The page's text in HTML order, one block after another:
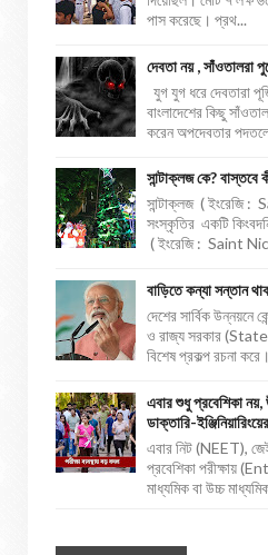
পাস করেছে। প্রথ...
দেবতা নয় , সাঁওতালরা
যুগ যুগ ধরে দেবতারা
বাংলাদেশের কিছু
করেন অপদেবতার
সান্টাক্লজ কে? বাস্তবে
সান্টাক্লজ ( ইংরেজি
সংস্কৃতির একটি
( ইংরেজি : Saint
বাড়িতে কন্যা সন্তান
দেশের সার্বিক
ও রাজ্য সরকার
বিশেষ প্রকল্প রচনা
এবার শুধু প্রবেশিকা নয়,
ডাক্তারি-
এবার নিট (NEET),
প্রবেশিকা পরীক্ষায়
মাধ্যমিক বা উচ্চ